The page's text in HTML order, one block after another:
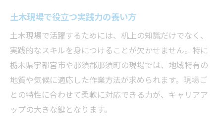
土木現場で役立つ実践力の養い方
土木現場で活躍するためには、机上の知識だけでなく、
実践的なスキルを身につけることが欠かせません。特に
栃木県宇都宮市や那須郡那須町の現場では、地域特有の
地質や気候に適応した作業方法が求められます。現場ご
との特性に合わせて柔軟に対応できる力が、キャリアア
ップの大きな鍵となります。